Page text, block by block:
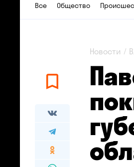
Все Общество
Новости